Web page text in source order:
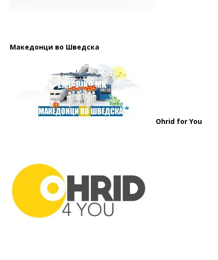
Македонци во Шведска
Ohrid for You